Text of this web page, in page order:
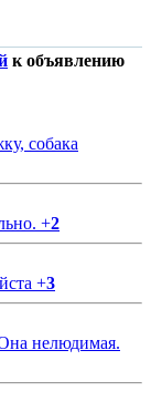
к объявлению
собака
+2
+3
нелюдимая.